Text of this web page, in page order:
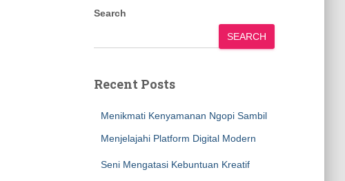
Search
SEARCH
Recent Posts
Menikmati Kenyamanan Ngopi Sambil
Menjelajahi Platform Digital Modern
Seni Mengatasi Kebuntuan Kreatif